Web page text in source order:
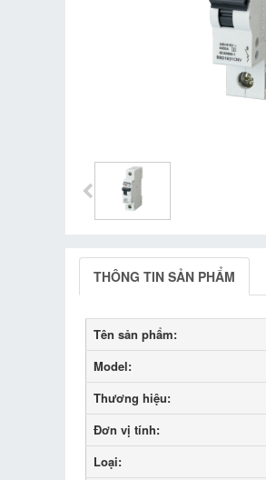
THÔNG TIN SẢN PHẨM
Tên sản phẩm:
Model:
Thương hiệu:
Đơn vị tính:
Loại: